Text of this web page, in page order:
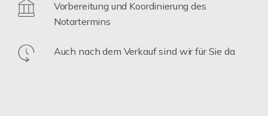
Vorbereitung und Koordinierung des
Notartermins
Auch nach dem Verkauf sind wir für Sie da